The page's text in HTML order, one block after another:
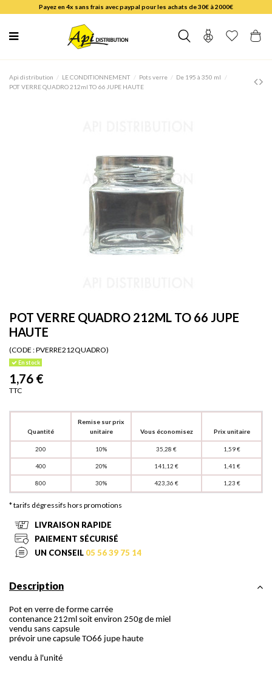
Payez en 4x sans frais avec paypal pour les achats de 30€ à 2000€
Api distribution LE CONDITIONNEMENT Pots verre
De 195 à 350 ml
POT VERRE QUADRO 212ml TO 66 JUPE HAUTE
POT VERRE QUADRO 212ML TO 66 JUPE
HAUTE
(CODE :PVERRE212QUADRO)
En stock
1,76 €
TTC
Quantité
Remise sur prix
unitaire
Vous économisez Prix unitaire
200 10% 35,28 € 1,59 €
400 20% 141,12 € 1,41 €
800 30% 423,36 € 1,23 €
* tarifs dégressifs hors promotions
LIVRAISON RAPIDE
PAIEMENT SÉCURISÉ
UN CONSEIL 05 56 39 75 14
Description
Pot en verre de forme carrée
contenance 212ml soit environ 250g de miel
vendu sans capsule
prévoir une capsule TO66 jupe haute
vendu à l'unité